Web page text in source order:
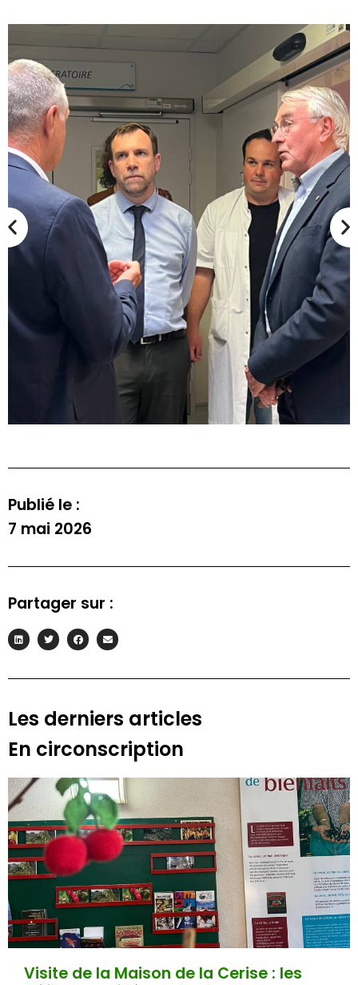
Publié le :
7 mai 2026
Partager sur :
Les derniers articles
En circonscription
Visite de la Maison de la Cerise : les
Pour rester informé